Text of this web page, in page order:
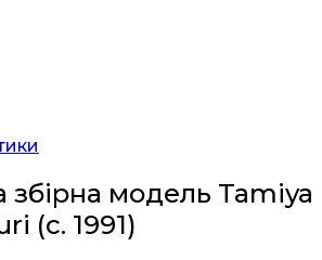
збірна модель Tamiya
(c. 1991)